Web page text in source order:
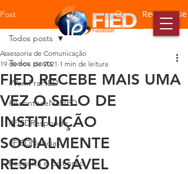
Post Registre-se
Todos posts
#VemPraFIED
#AconteceNaFIED
#FIEDResponde
#FIEDNotícias
Pesquisa e Extensão
Todos posts
FIED RECEBE MAIS UMA
VEZ O SELO DE
INSTITUIÇÃO
SOCIALMENTE
RESPONSÁVEL
Assessoria de Comunicação
19 de nov. de 2021 1 min de leitura